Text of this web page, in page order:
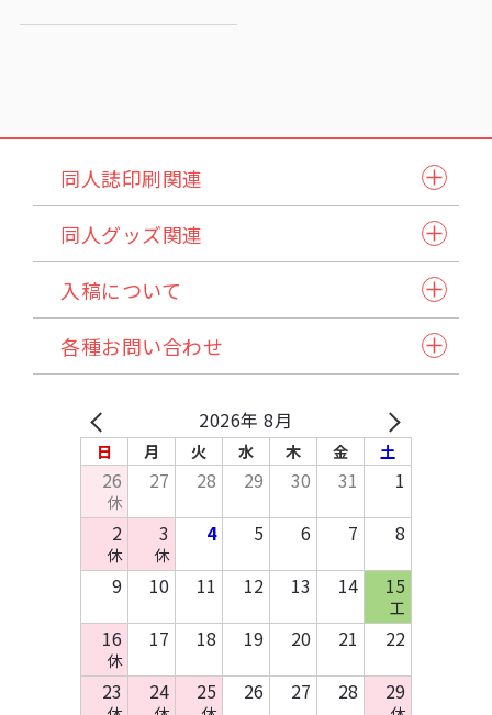
同人誌印刷関連
同人誌セット
小説本セット
ステッチ本・ペラ本
同人誌企画セット
同人グッズ関連
紙製品
アクリル製品
缶バッジ・アクセサリー類・その他アイテム
その他布製品
木製製品
キッチン・日用品・雑貨
入稿について
入稿スケジュール/イベント情報
発注から納品の流れ
入稿方法
お支払いについて
納品方法/送料について
原稿作成方法
テンプレートDL
各種お問い合わせ
自動見積り/予約
在庫預かり/発送/処分について
イベント協賛申込み
お問い合わせ
資料請求
法人のお客様へ
2026年 8月
日 月 火 水 木 金 土
26
休
27 28 29 30 31
1
2
休
3
休
4 5 6 7
8
9
10 11 12 13 14 15
工
16
休
17 18 19 20 21
22
23
24 25 26 27 28 29